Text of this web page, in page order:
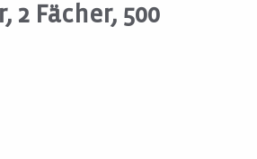
2 Fächer, 500